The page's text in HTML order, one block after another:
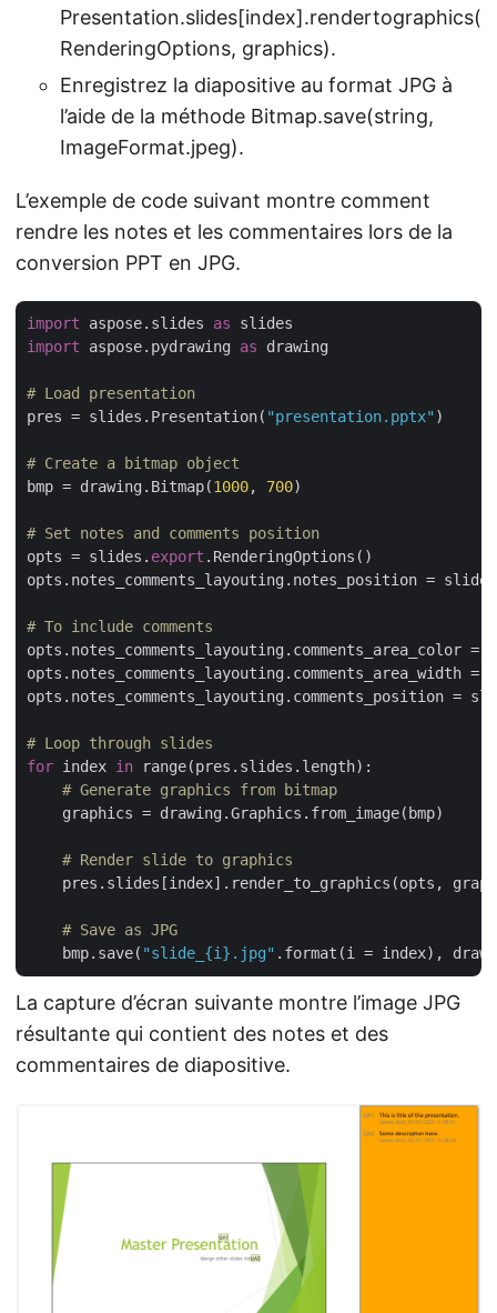
Presentation.slides[index].rendertographics(
RenderingOptions, graphics).
Enregistrez la diapositive au format JPG à
l’aide de la méthode Bitmap.save(string,
ImageFormat.jpeg).
L’exemple de code suivant montre comment
rendre les notes et les commentaires lors de la
conversion PPT en JPG.
import aspose.slides as
import aspose.pydrawing as drawing
# Load presentation
pres = slides.Presentation( "presentation.pptx" )
# Create a bitmap object
bmp = drawing.Bitmap(1000, 700)
# Set notes and comments position
opts = slides. export .RenderingOptions()
opts.notes_comments_layouting.notes_position =
# To include comments
opts.notes_comments_layouting.comments_area_color =
opts.notes_comments_layouting.comments_area_width =
opts.notes_comments_layouting.comments_position =
# Loop through slides
for index in range(pres.slides.length):
# Generate graphics from bitmap
    graphics = drawing.Graphics.from_image(bmp)
# Render slide to graphics
pres.slides[index].render_to_graphics(opts,
# Save as JPG
    bmp.save(
"slide_{i}.jpg"
La capture d’écran suivante montre l’image JPG
résultante qui contient des notes et des
commentaires de diapositive.